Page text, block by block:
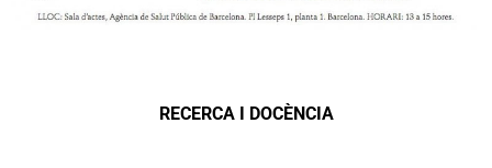
RECERCA I DOCÈNCIA